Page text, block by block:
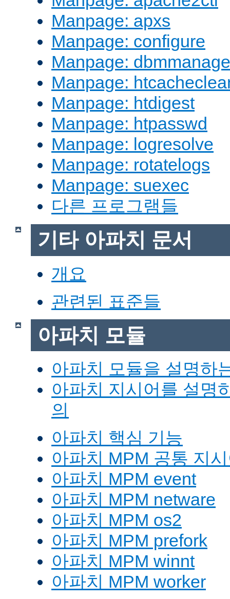
Manpage: apxs
Manpage: configure
Manpage: dbmmanage
Manpage:
Manpage: htdigest
Manpage: htpasswd
Manpage: logresolve
Manpage: rotatelogs
Manpage: suexec
다른 프로그램들
기타 아파치 문서
개요
관련된 표준들
아파치 모듈
아파치 모듈을 설명하
아파치 지시어를 설명
의
아파치 핵심 기능
아파치 MPM 공통 지
아파치 MPM event
아파치 MPM netware
아파치 MPM os2
아파치 MPM prefork
아파치 MPM winnt
아파치 MPM worker